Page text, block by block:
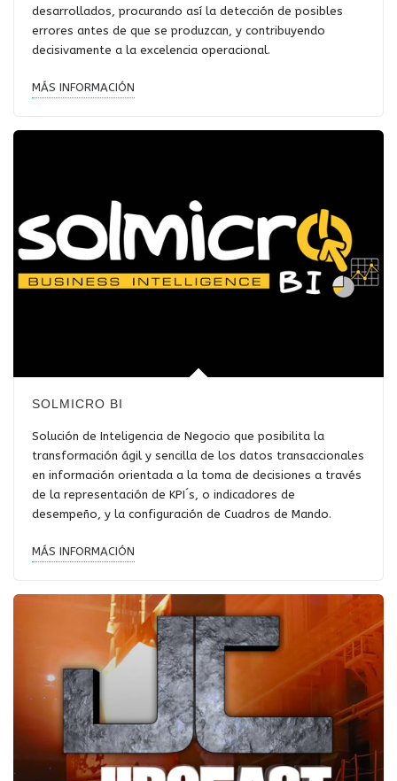
desarrollados, procurando así la detección de posibles
errores antes de que se produzcan, y contribuyendo
decisivamente a la excelencia operacional.
MÁS INFORMACIÓN
SOLMICRO BI
Solución de Inteligencia de Negocio que posibilita la
transformación ágil y sencilla de los datos transaccionales
en información orientada a la toma de decisiones a través
de la representación de KPI´s, o indicadores de
desempeño, y la configuración de Cuadros de Mando.
MÁS INFORMACIÓN